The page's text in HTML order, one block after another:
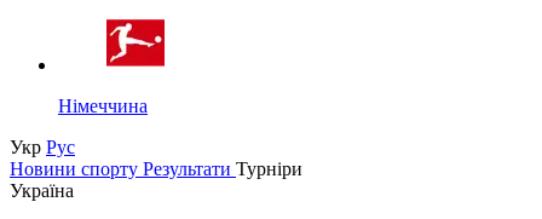
Німеччина
Укр Рус
Новини спорту Результати Турніри
Україна